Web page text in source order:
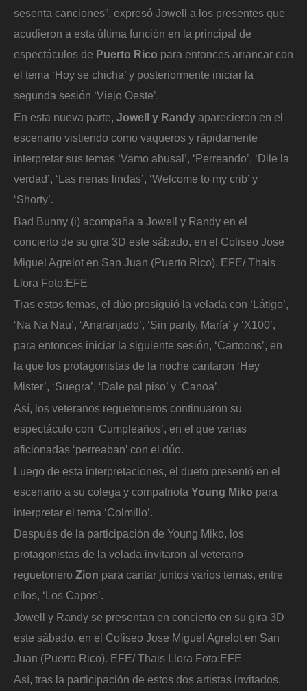
sesenta canciones”, expresó Jowell a los presentes que
acudieron a esta última función en la principal de
espectáculos de Puerto Rico para entonces arrancar con
el tema ‘Hoy se chicha’ y posteriormente iniciar la
segunda sesión ‘Viejo Oeste’.
En esta nueva parte, Jowell y Randy aparecieron en el
escenario vistiendo como vaqueros y rápidamente
interpretar sus temas ‘Vamo abusal’, ‘Perreando’, ‘Dile la
verdad’, ‘Las nenas lindas’, ‘Welcome to my crib’ y
‘Shorty’.
Bad Bunny (i) acompaña a Jowell y Randy en el
concierto de su gira 3D este sábado, en el Coliseo Jose
Miguel Agrelot en San Juan (Puerto Rico). EFE/ Thais
Llora Foto:EFE
Tras estos temas, el dúo prosiguió la velada con ‘Látigo’,
‘Na Na Nau’, ‘Anaranjado’, ‘Sin panty, María’ y ‘X100’,
para entonces iniciar la siguiente sesión, ‘Cartoons’, en
la que los protagonistas de la noche cantaron ‘Hey
Mister’, ‘Suegra’, ‘Dale pal piso’ y ‘Canoa’.
Así, los veteranos reguetoneros continuaron su
espectáculo con ‘Cumpleaños’, en el que varias
aficionadas ‘perreaban’ con el dúo.
Luego de esta interpretaciones, el dueto presentó en el
escenario a su colega y compatriota Young Miko para
interpretar el tema ‘Colmillo’.
Después de la participación de Young Miko, los
protagonistas de la velada invitaron al veterano
reguetonero Zion para cantar juntos varios temas, entre
ellos, ‘Los Capos’.
Jowell y Randy se presentan en concierto en su gira 3D
este sábado, en el Coliseo Jose Miguel Agrelot en San
Juan (Puerto Rico). EFE/ Thais Llora Foto:EFE
Así, tras la participación de estos dos artistas invitados,